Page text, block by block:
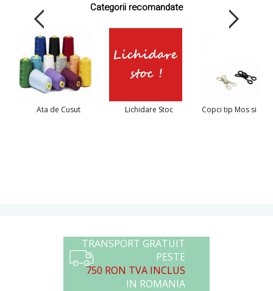
Categorii recomandate
Ata de Cusut Lichidare Stoc Copci tip Mos si
TRANSPORT GRATUIT
PESTE
750 RON TVA INCLUS
IN ROMANIA